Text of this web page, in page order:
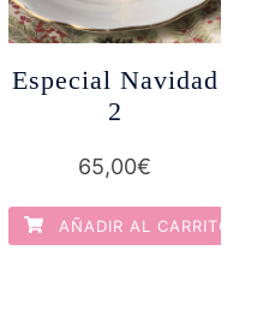
Especial Navidad
2
65,00€
AÑADIR AL CARRITO